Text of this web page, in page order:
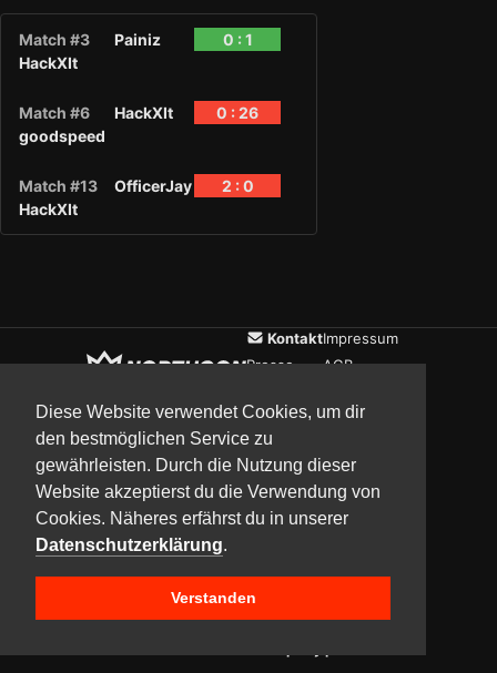
Diese Website verwendet Cookies, um dir
den bestmöglichen Service zu
gewährleisten. Durch die Nutzung dieser
Website akzeptierst du die Verwendung von
Cookies. Näheres erfährst du in unserer
Datenschutzerklärung.
Verstanden
Match #3 Painiz
0 : 1
HackXIt
Match #6 HackXIt
0 : 26
goodspeed
Match #13 OfficerJay
2 : 0
HackXIt
Kontakt
Presse
Impressum
AGB
UpdatesCommunityMedia